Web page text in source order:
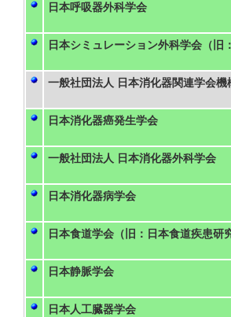
日本呼吸器外科学会
日本シミュレーション外科学会（
一般社団法人 日本消化器関連学会機
日本消化器癌発生学会
一般社団法人 日本消化器外科学会
日本消化器病学会
日本食道学会（旧：日本食道疾患研
日本静脈学会
日本人工臓器学会